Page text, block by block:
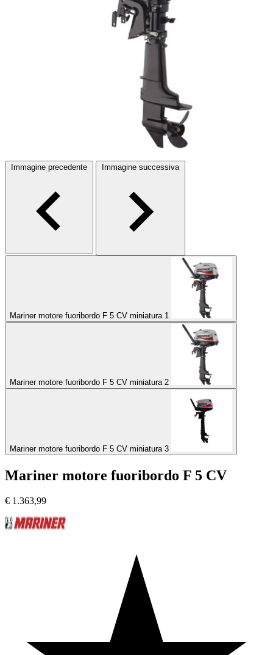
Immagine precedente Immagine successiva
Mariner motore fuoribordo F 5 CV miniatura 1
Mariner motore fuoribordo F 5 CV miniatura 2
Mariner motore fuoribordo F 5 CV miniatura 3
Mariner motore fuoribordo F 5 CV
€ 1.363,99